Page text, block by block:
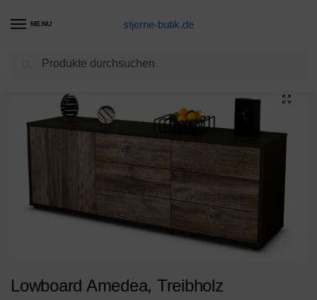
MENU stjerne-butik.de
Unkategorisiert / Lowboard Amedea, Treibholz (136x49x35cm)
Lowboard Amedea, Treibholz